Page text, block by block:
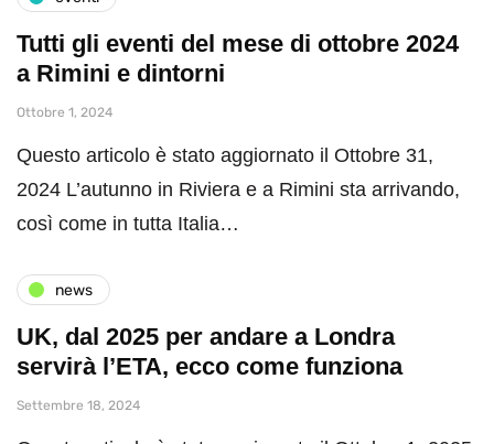
Tutti gli eventi del mese di ottobre 2024
a Rimini e dintorni
Ottobre 1, 2024
Questo articolo è stato aggiornato il Ottobre 31,
2024 L’autunno in Riviera e a Rimini sta arrivando,
così come in tutta Italia…
news
UK, dal 2025 per andare a Londra
servirà l’ETA, ecco come funziona
Settembre 18, 2024